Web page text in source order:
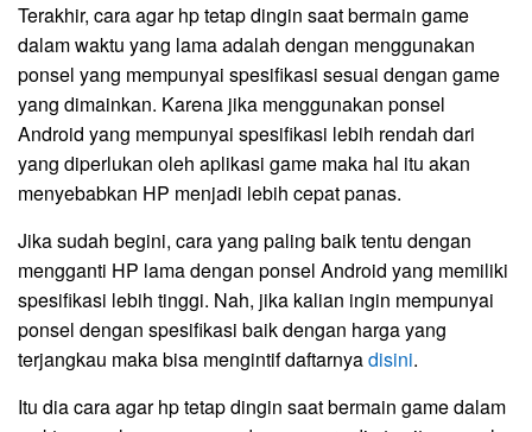
Terakhir, cara agar hp tetap dingin saat bermain game
dalam waktu yang lama adalah dengan menggunakan
ponsel yang mempunyai spesifikasi sesuai dengan game
yang dimainkan. Karena jika menggunakan ponsel
Android yang mempunyai spesifikasi lebih rendah dari
yang diperlukan oleh aplikasi game maka hal itu akan
menyebabkan HP menjadi lebih cepat panas.
Jika sudah begini, cara yang paling baik tentu dengan
mengganti HP lama dengan ponsel Android yang memiliki
spesifikasi lebih tinggi. Nah, jika kalian ingin mempunyai
ponsel dengan spesifikasi baik dengan harga yang
terjangkau maka bisa mengintif daftarnyadisini.
Itu dia cara agar hp tetap dingin saat bermain game dalam